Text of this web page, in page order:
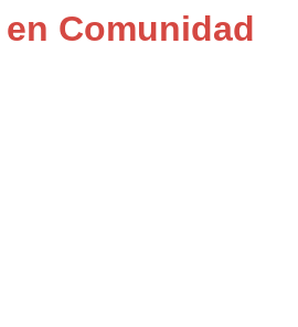
Comunidad